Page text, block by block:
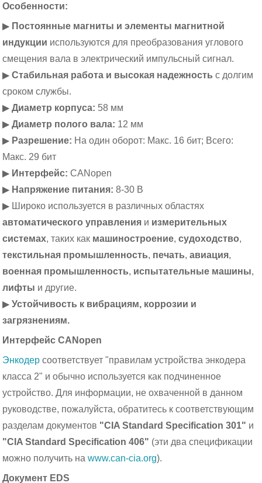
Особенности:
▶ Постоянные магниты и элементы магнитной
индукции используются для преобразования углового
смещения вала в электрический импульсный сигнал.
▶Стабильная работа и высокая надежность с долгим
сроком службы.
▶Диаметр корпуса: 58 мм
▶Диаметр полого вала: 12 мм
▶ Разрешение: На один оборот: Макс. 16 бит; Всего:
Макс. 29 бит
▶ Интерфейс: CANopen
▶ Напряжение питания: 8-30 В
▶ Широко используется в различных областях
автоматического управления и измерительных
системах, таких как машиностроение,судоходство,
текстильная промышленность, печать,авиация,
военная промышленность, испытательные машины,
лифты и другие.
▶Устойчивость к вибрациям, коррозии и
загрязнениям.
Интерфейс CANopen
Энкодер соответствует "правилам устройства энкодера
класса 2" и обычно используется как подчиненное
устройство. Для информации, не охваченной в данном
руководстве, пожалуйста, обратитесь к соответствующим
разделам документов "CIA Standard Specification 301" и
"CIA Standard Specification 406" (эти два спецификации
можно получить наwww.can-cia.org).
Документ EDS